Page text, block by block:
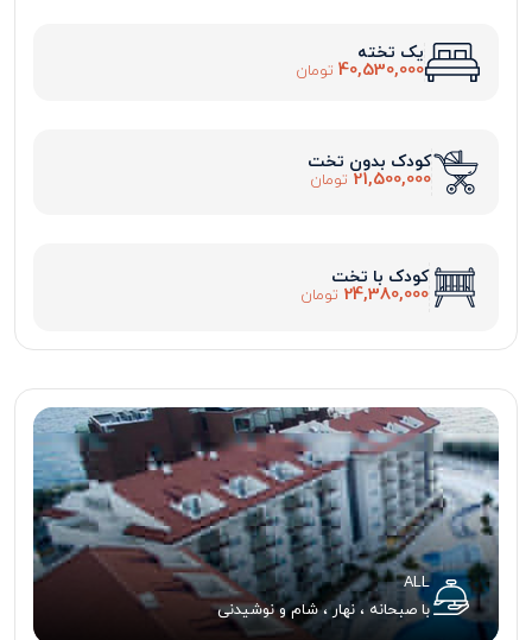
یک تخته
40,530,000 تومان
کودک بدون تخت
21,500,000 تومان
کودک با تخت
24,380,000 تومان
ALL
با صبحانه ، نهار ، شام و نوشیدنی